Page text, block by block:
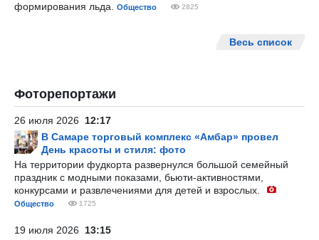
формирования льда.
Общество 2825
Весь список
Фоторепортажи
26 июля 2026 12:17
В Самаре торговый комплекс «Амбар» провел
День красоты и стиля: фото
На территории фудкорта развернулся большой семейный
праздник с модными показами, бьюти-активностями,
конкурсами и развлечениями для детей и взрослых.
Общество 1725
19 июля 2026 13:15